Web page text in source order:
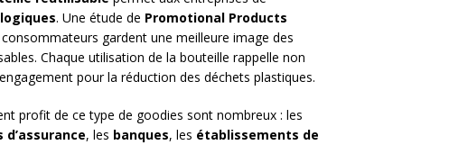
. Une étude de Promotional Products
gardent une meilleure image des
Chaque utilisation de la bouteille rappelle non
pour la réduction des déchets plastiques.
profit de ce type de goodies sont nombreux : les
, les banques, les établissements de